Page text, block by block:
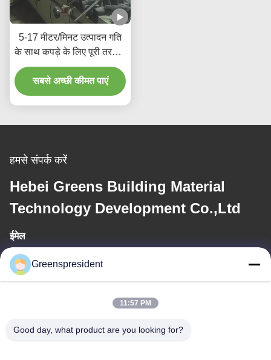
5-17 मीटर/मिनट उत्पादन गति
के साथ कपड़े के लिए पूरी तरह से
स्वचालित पीयूआर गर्म पिघल गोंद
लेमिनेटिंग मशीन
सबसे अच्छी कीमत पाएं
हमसे संपर्क करें
Hebei Greens Building Material
Technology Development Co.,Ltd
ईमेल
president@china-machines.com.cn
हमारा पता
Greenspresident
11:57 PM
Good day, what product are you looking for?